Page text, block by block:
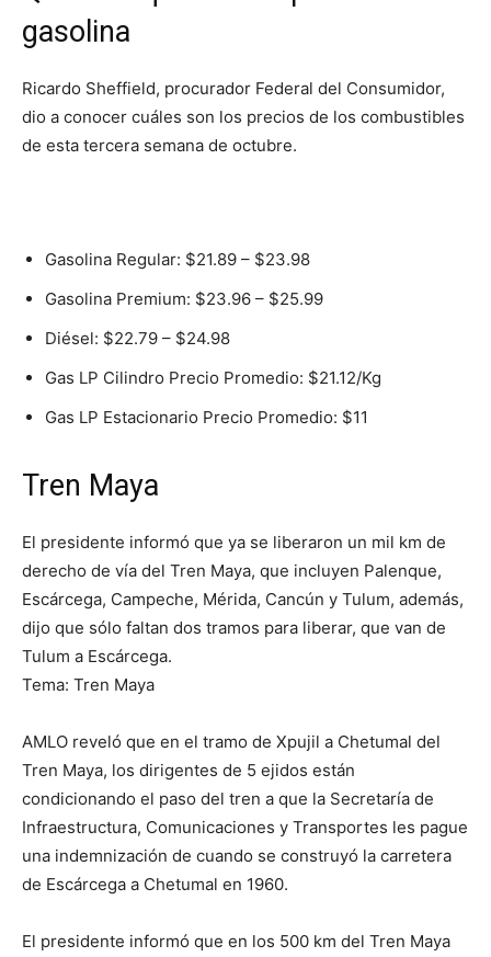
gasolina
Ricardo Sheffield, procurador Federal del Consumidor,
dio a conocer cuáles son los precios de los combustibles
de esta tercera semana de octubre.
Gasolina Regular: $21.89 – $23.98
Gasolina Premium: $23.96 – $25.99
Diésel: $22.79 – $24.98
Gas LP Cilindro Precio Promedio: $21.12/Kg
Gas LP Estacionario Precio Promedio: $11
Tren Maya
El presidente informó que ya se liberaron un mil km de
derecho de vía del Tren Maya, que incluyen Palenque,
Escárcega, Campeche, Mérida, Cancún y Tulum, además,
dijo que sólo faltan dos tramos para liberar, que van de
Tulum a Escárcega.
Tema: Tren Maya
AMLO reveló que en el tramo de Xpujil a Chetumal del
Tren Maya, los dirigentes de 5 ejidos están
condicionando el paso del tren a que la Secretaría de
Infraestructura, Comunicaciones y Transportes les pague
una indemnización de cuando se construyó la carretera
de Escárcega a Chetumal en 1960.
El presidente informó que en los 500 km del Tren Maya